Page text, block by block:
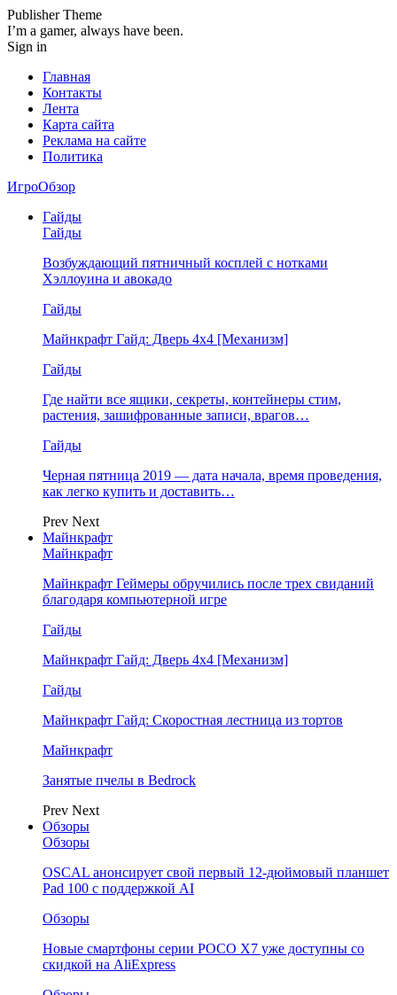
Publisher Theme
I’m a gamer, always have been.
Sign in
Главная
Контакты
Лента
Карта сайта
Реклама на сайте
Политика
ИгроОбзор
Гайды
Гайды
Возбуждающий пятничный косплей с нотками
Хэллоуина и авокадо
Гайды
Майнкрафт Гайд: Дверь 4х4 [Механизм]
Гайды
Где найти все ящики, секреты, контейнеры стим,
растения, зашифрованные записи, врагов…
Гайды
Черная пятница 2019 — дата начала, время проведения,
как легко купить и доставить…
Prev Next
Майнкрафт
Майнкрафт
Майнкрафт Геймеры обручились после трех свиданий
благодаря компьютерной игре
Гайды
Майнкрафт Гайд: Дверь 4х4 [Механизм]
Гайды
Майнкрафт Гайд: Скоростная лестница из тортов
Майнкрафт
Занятые пчелы в Bedrock
Prev Next
Обзоры
Обзоры
OSCAL анонсирует свой первый 12-дюймовый планшет
Pad 100 с поддержкой AI
Обзоры
Новые смартфоны серии POCO X7 уже доступны со
скидкой на AliExpress